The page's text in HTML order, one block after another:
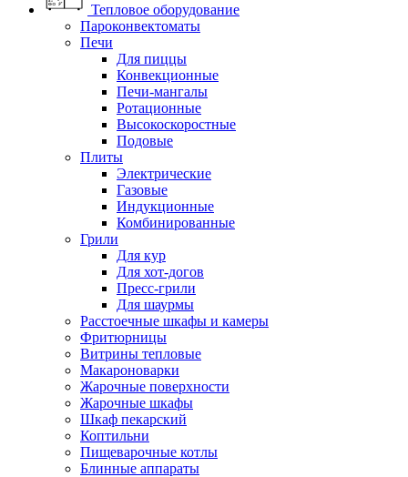
Тепловое оборудование
Пароконвектоматы
Печи
Для пиццы
Конвекционные
Печи-мангалы
Ротационные
Высокоскоростные
Подовые
Плиты
Электрические
Газовые
Индукционные
Комбинированные
Грили
Для кур
Для хот-догов
Пресс-грили
Для шаурмы
Расстоечные шкафы и камеры
Фритюрницы
Витрины тепловые
Макароноварки
Жарочные поверхности
Жарочные шкафы
Шкаф пекарский
Коптильни
Пищеварочные котлы
Блинные аппараты